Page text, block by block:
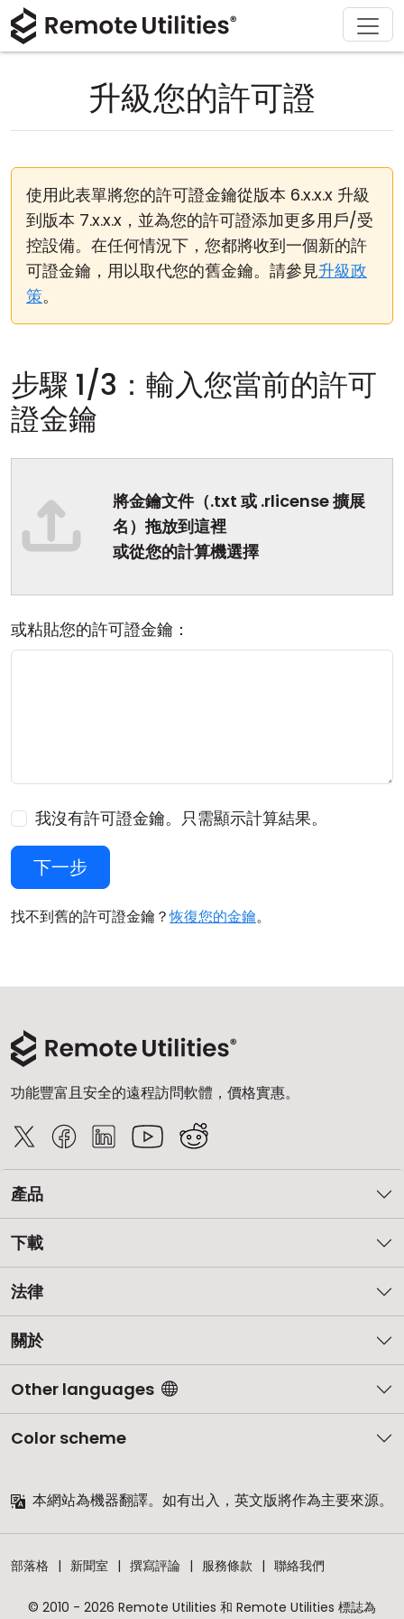
升級您的許可證
使用此表單將您的許可證金鑰從版本 6.x.x.x 升級
到版本 7.x.x.x，並為您的許可證添加更多用戶/受
控設備。在任何情況下，您都將收到一個新的許
可證金鑰，用以取代您的舊金鑰。請參見升級政
策。
步驟 1/3：輸入您當前的許可
證金鑰
將金鑰文件（.txt 或 .rlicense 擴展
名）拖放到這裡
或從您的計算機選擇
或粘貼您的許可證金鑰：
我沒有許可證金鑰。只需顯示計算結果。
下一步
找不到舊的許可證金鑰？恢復您的金鑰。
功能豐富且安全的遠程訪問軟體，價格實惠。
產品
下載
法律
關於
Other languages
Color scheme
本網站為機器翻譯。如有出入，英文版將作為主要來源。
部落格 新聞室 撰寫評論 服務條款 聯絡我們
© 2010 - 2026 Remote Utilities 和 Remote Utilities 標誌為
產品
版本說明
連接模式
無人值守訪問
MSI 配置
雲端與內部部署
解決方案
製造與零售
教育與政府
資訊技術
下載
iOS/Android
購買
許可證助手
支援
關於